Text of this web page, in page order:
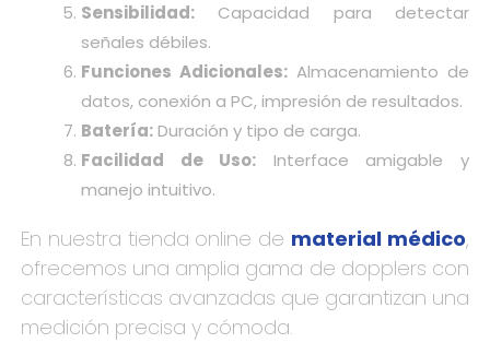
Sensibilidad:Capacidad para detectar
señales débiles.
Funciones Adicionales:Almacenamiento de
datos, conexión a PC, impresión de resultados.
Batería:Duración y tipo de carga.
Facilidad de Uso: Interface amigable y
manejo intuitivo.
En nuestra tienda online de material médico,
ofrecemos una amplia gama de dopplers con
características avanzadas que garantizan una
medición precisa y cómoda.